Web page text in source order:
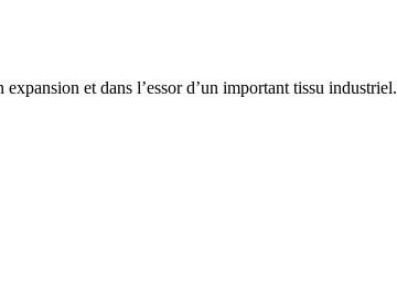
et dans l’essor d’un important tissu industriel.